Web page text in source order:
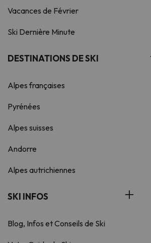
Vacances de Février
Ski Dernière Minute
DESTINATIONS DE SKI
Alpes françaises
Pyrénées
Alpes suisses
Andorre
Alpes autrichiennes
SKI INFOS
Blog, Infos et Conseils de Ski